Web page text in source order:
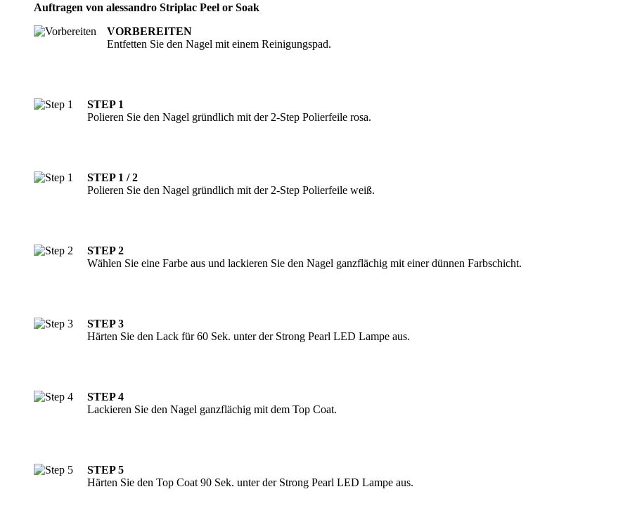
Auftragen von alessandro Striplac Peel or Soak
VORBEREITEN
Entfetten Sie den Nagel mit einem Reinigungspad.
STEP 1
Polieren Sie den Nagel gründlich mit der 2-Step Polierfeile rosa.
STEP 1 / 2
Polieren Sie den Nagel gründlich mit der 2-Step Polierfeile weiß.
STEP 2
Wählen Sie eine Farbe aus und lackieren Sie den Nagel ganzflächig mit einer dünnen Farbschicht.
STEP 3
Härten Sie den Lack für 60 Sek. unter der Strong Pearl LED Lampe aus.
STEP 4
Lackieren Sie den Nagel ganzflächig mit dem Top Coat.
STEP 5
Härten Sie den Top Coat 90 Sek. unter der Strong Pearl LED Lampe aus.